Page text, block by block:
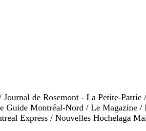
de Rosemont - La Petite-Patrie
Montréal-Nord / Le Magazine /
Express / Nouvelles Hochelaga